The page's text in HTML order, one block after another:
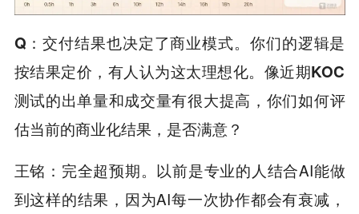
Q ：交付结果也决定了商业模式。你们的逻辑是
按结果定价，有人认为这太理想化。像近期KOC
测试的出单量和成交量有很大提高，你们如何评
估当前的商业化结果，是否满意？
王铭： 完全超预期。以前是专业的人结合AI能做
到这样的结果，因为AI每一次协作都会有衰减，